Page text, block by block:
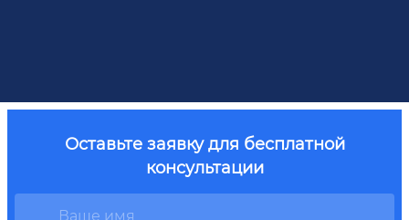
Оставьте заявку для бесплатной
консультации